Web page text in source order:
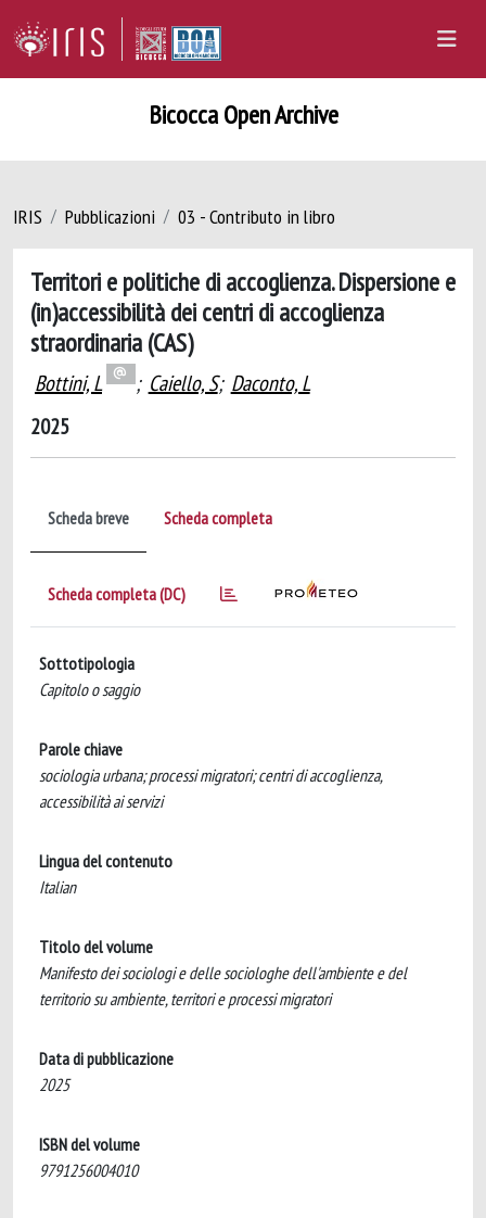
Bicocca Open Archive
IRIS Pubblicazioni 03 - Contributo in libro
Territori e politiche di accoglienza. Dispersione e
(in)accessibilità dei centri di accoglienza
straordinaria (CAS)
Bottini, L ; Caiello, S; Daconto, L
2025
Scheda breve Scheda completa
Scheda completa (DC)
Sottotipologia
Capitolo o saggio
Parole chiave
sociologia urbana; processi migratori; centri di accoglienza,
accessibilità ai servizi
Lingua del contenuto
Italian
Titolo del volume
Manifesto dei sociologi e delle sociologhe dell'ambiente e del
territorio su ambiente, territori e processi migratori
Data di pubblicazione
2025
ISBN del volume
9791256004010